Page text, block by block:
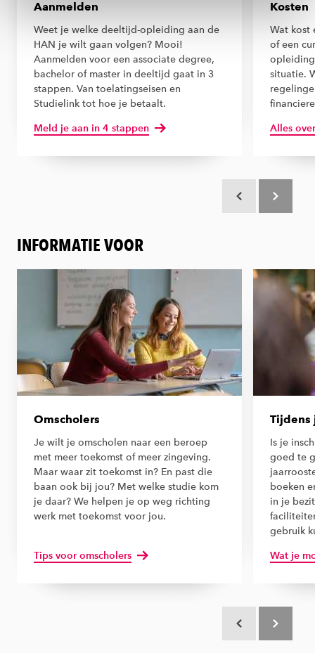
Aanmelden
Weet je welke deeltijd-opleiding aan de
HAN je wilt gaan volgen? Mooi!
Aanmelden voor een associate degree,
bachelor of master in deeltijd gaat in 3
stappen. Van toelatingseisen en
Studielink tot hoe je betaalt.
Meld je aan in 4 stappen
Kosten
Wat kost
of een
situatie.
Alles
INFORMATIE VOOR
Omscholers
Je wilt je omscholen naar een beroep
met meer toekomst of meer zingeving.
Maar waar zit toekomst in? En past die
baan ook bij jou? Met welke studie kom
je daar? We helpen je op weg richting
werk met toekomst voor jou.
Tips voor omscholers
Tijdens
Is je
goed te
boeken
in je
gebruik
Wat je